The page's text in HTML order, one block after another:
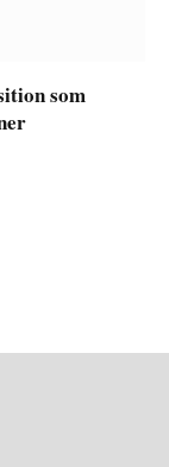
som